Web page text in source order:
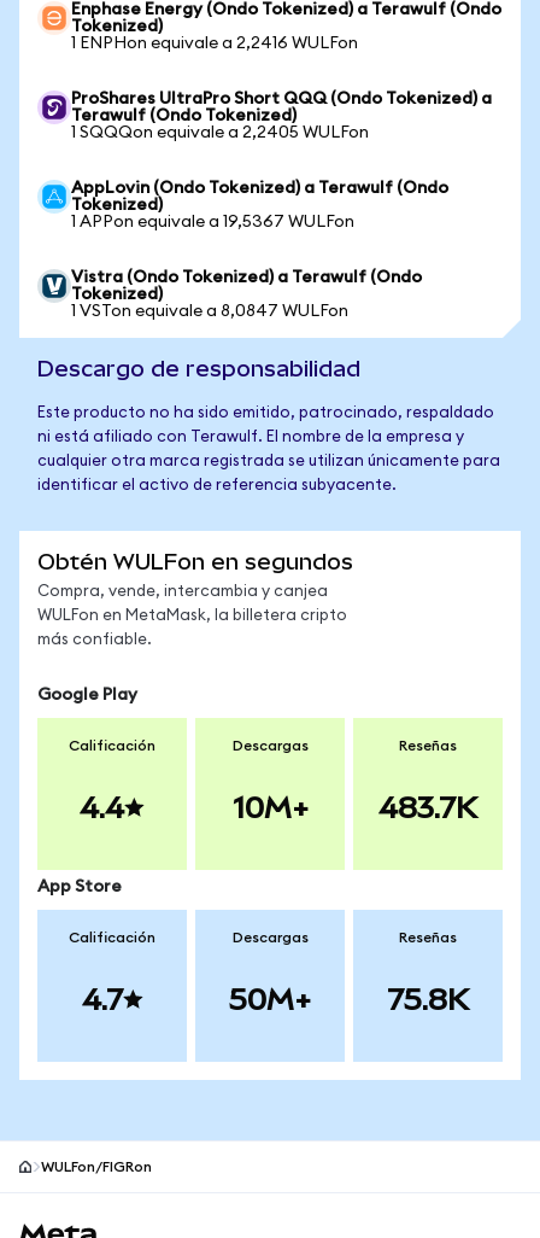
Enphase Energy (Ondo Tokenized) a Terawulf (Ondo
Tokenized)
1 ENPHon equivale a 2,2416 WULFon
ProShares UltraPro Short QQQ (Ondo Tokenized) a
Terawulf (Ondo Tokenized)
1 SQQQon equivale a 2,2405 WULFon
AppLovin (Ondo Tokenized) a Terawulf (Ondo
Tokenized)
1 APPon equivale a 19,5367 WULFon
Vistra (Ondo Tokenized) a Terawulf (Ondo
Tokenized)
1 VSTon equivale a 8,0847 WULFon
Descargo de responsabilidad
Este producto no ha sido emitido, patrocinado, respaldado
ni está afiliado con Terawulf. El nombre de la empresa y
cualquier otra marca registrada se utilizan únicamente para
identificar el activo de referencia subyacente.
Obtén WULFon en segundos
Compra, vende, intercambia y canjea
WULFon en MetaMask, la billetera cripto
más confiable.
Google Play
Calificación
4.4
Descargas
10M+
Reseñas
483.7K
App Store
Calificación
4.7
Descargas
50M+
Reseñas
75.8K
WULFon/FIGRon